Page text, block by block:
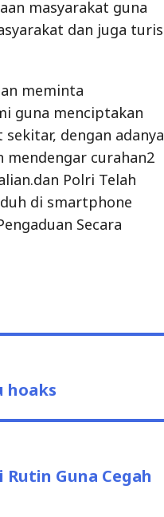
masyarakat guna
dan juga turis
meminta
guna menciptakan
dengan adanya
curahan2
Polri Telah
di smartphone
Secara
hoaks
Guna Cegah